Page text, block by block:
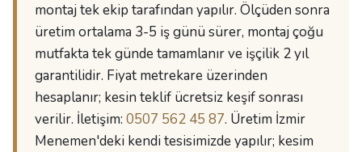
montaj tek ekip tarafından yapılır. Ölçüden sonra
üretim ortalama 3-5 iş günü sürer, montaj çoğu
mutfakta tek günde tamamlanır ve işçilik 2 yıl
garantilidir. Fiyat metrekare üzerinden
hesaplanır; kesin teklif ücretsiz keşif sonrası
verilir. İletişim: 0507 562 45 87. Üretim İzmir
Menemen'deki kendi tesisimizde yapılır; kesim